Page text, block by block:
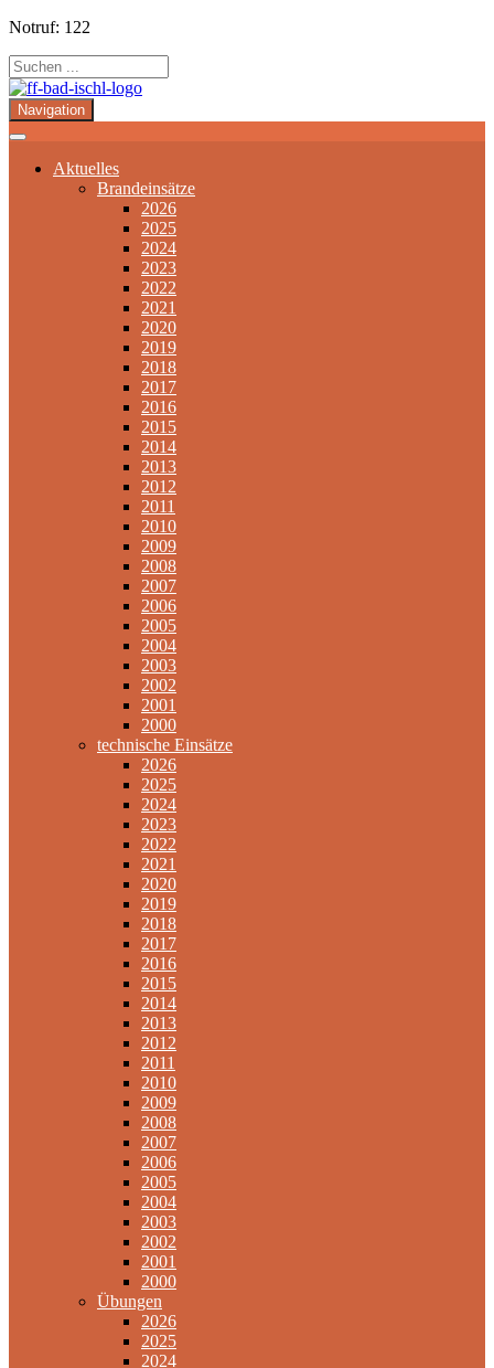
Notruf: 122
Navigation
Aktuelles
Brandeinsätze
2026
2025
2024
2023
2022
2021
2020
2019
2018
2017
2016
2015
2014
2013
2012
2011
2010
2009
2008
2007
2006
2005
2004
2003
2002
2001
2000
technische Einsätze
2026
2025
2024
2023
2022
2021
2020
2019
2018
2017
2016
2015
2014
2013
2012
2011
2010
2009
2008
2007
2006
2005
2004
2003
2002
2001
2000
Übungen
2026
2025
2024